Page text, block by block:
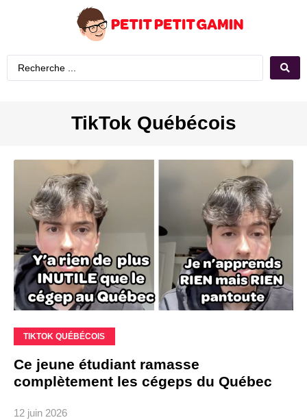
TikTok Québécois
TIKTOK QUÉBÉCOIS
Ce jeune étudiant ramasse
complètement les cégeps du Québec
12 juin 2026